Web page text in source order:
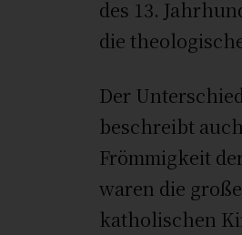
des 13.
die
Der
beschreibt
Frömmigkeit
waren die
katholischen